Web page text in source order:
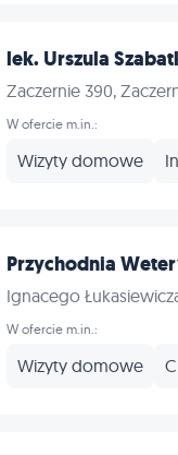
lek. Urszula
Zaczernie 390,
W ofercie m.in.:
Wizyty domowe
Przychodnia
Ignacego
W ofercie m.in.:
Wizyty domowe